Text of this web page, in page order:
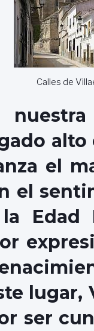
Calles de
alto
el
el
Edad
lugar,
ser